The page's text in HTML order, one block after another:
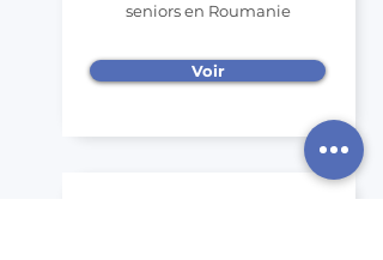
seniorsen Roumanie
Voir